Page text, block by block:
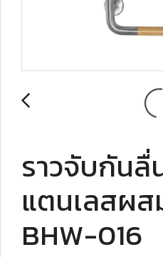
ราวจับกันลื่
แตนเลสผส
BHW-016